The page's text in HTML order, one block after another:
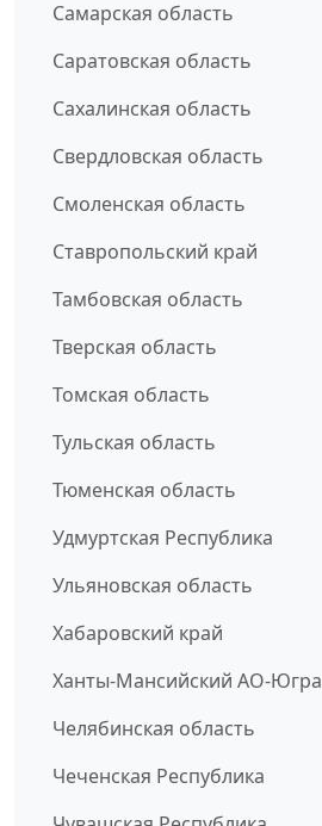
Самарская область
Саратовская область
Сахалинская область
Свердловская область
Смоленская область
Ставропольский край
Тамбовская область
Тверская область
Томская область
Тульская область
Тюменская область
Удмуртская Республика
Ульяновская область
Хабаровский край
Ханты-Мансийский АО-Югра
Челябинская область
Чеченская Республика